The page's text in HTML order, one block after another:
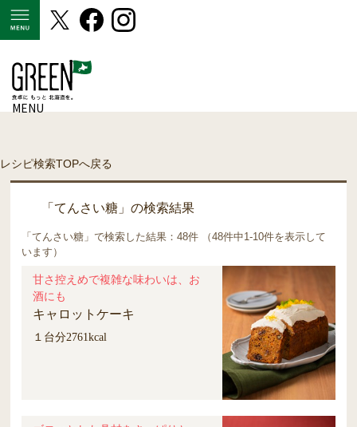
MENU
レシピ検索TOPへ戻る
「てんさい糖」の検索結果
「てんさい糖」で検索した結果：48件 （48件中1-10件を表示して
います）
甘さ控えめで複雑な味わいは、お
酒にも
キャロットケーキ
１台分2761kcal